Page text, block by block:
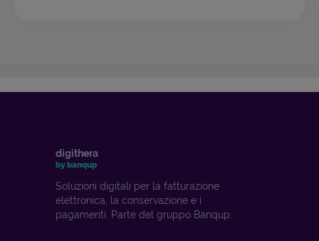
digithera
by banqup
Soluzioni digitali per la fatturazione
elettronica, la conservazione e i
pagamenti. Parte del gruppo Banqup.